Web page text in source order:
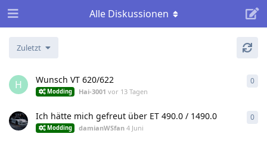
Alle Diskussionen
Zuletzt
H Wunsch VT 620/622
Modding Hai-3001 vor 13 Tagen
0
Ich hätte mich gefreut über ET 490.0 / 1490.0
Modding damianWSfan 4 Juni
0